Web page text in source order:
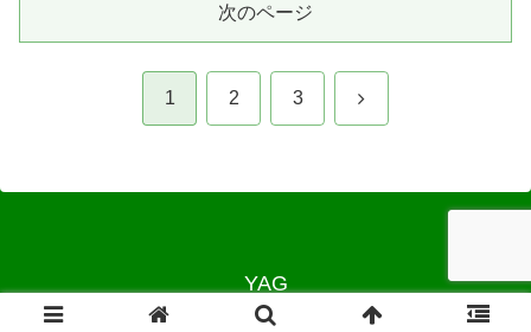
次のページ
1 2 3 次
YAG
© 2012 YAG.